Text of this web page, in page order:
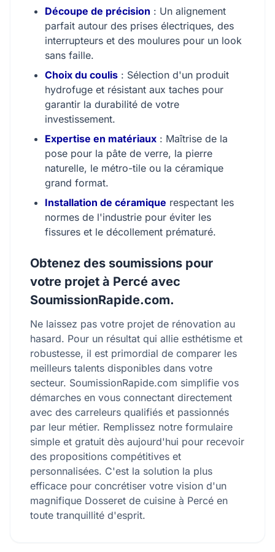
Découpe de précision : Un alignement
parfait autour des prises électriques, des
interrupteurs et des moulures pour un look
sans faille.
Choix du coulis : Sélection d'un produit
hydrofuge et résistant aux taches pour
garantir la durabilité de votre
investissement.
Expertise en matériaux : Maîtrise de la
pose pour la pâte de verre, la pierre
naturelle, le métro-tile ou la céramique
grand format.
Installation de céramique respectant les
normes de l'industrie pour éviter les
fissures et le décollement prématuré.
Obtenez des soumissions pour
votre projet à Percé avec
SoumissionRapide.com.
Ne laissez pas votre projet de rénovation au
hasard. Pour un résultat qui allie esthétisme et
robustesse, il est primordial de comparer les
meilleurs talents disponibles dans votre
secteur. SoumissionRapide.com simplifie vos
démarches en vous connectant directement
avec des carreleurs qualifiés et passionnés
par leur métier. Remplissez notre formulaire
simple et gratuit dès aujourd'hui pour recevoir
des propositions compétitives et
personnalisées. C'est la solution la plus
efficace pour concrétiser votre vision d'un
magnifique Dosseret de cuisine à Percé en
toute tranquillité d'esprit.